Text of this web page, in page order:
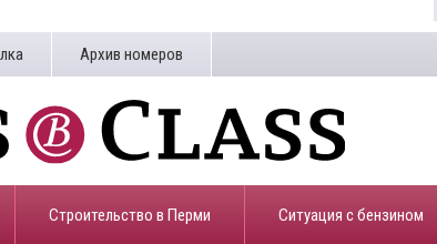
Архив номеров
Строительство в Перми ​Ситуация с бензином